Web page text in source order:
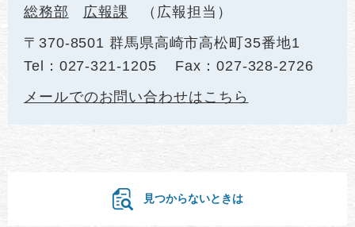
総務部 広報課
広報担当
〒370-8501 群馬県高崎市高松町35番地1
Tel：027-321-1205
Fax：027-328-2726
メールでのお問い合わせはこちら
見つからないときは